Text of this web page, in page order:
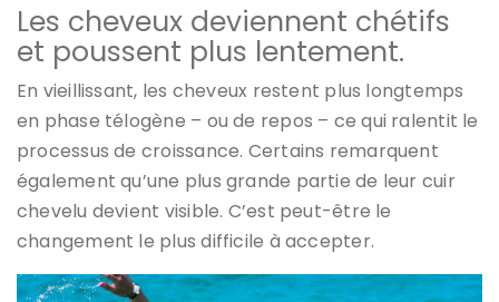
Les cheveux deviennent chétifs
et poussent plus lentement.
En vieillissant, les cheveux restent plus longtemps
en phase télogène – ou de repos – ce qui ralentit le
processus de croissance. Certains remarquent
également qu’une plus grande partie de leur cuir
chevelu devient visible. C’est peut-être le
changement le plus difficile à accepter.